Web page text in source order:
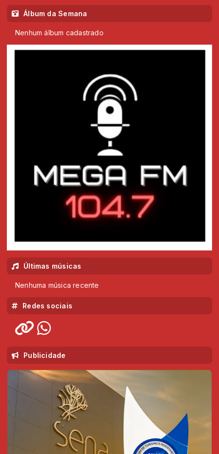
Álbum da Semana
Nenhum álbum cadastrado
Últimas músicas
Nenhuma música recente
Redes sociais
Publicidade